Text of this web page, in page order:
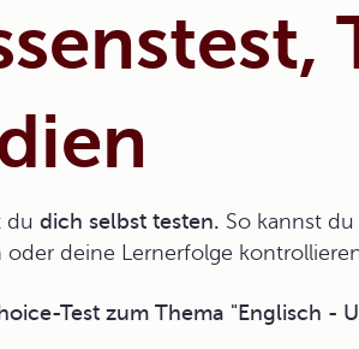
du dich selbst testen. So kannst
oder deine Lernerfolge
Test zum Thema "Englisch -